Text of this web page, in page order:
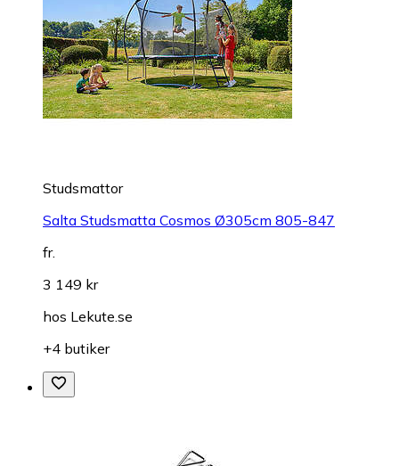
Studsmattor
Salta Studsmatta Cosmos Ø305cm 805-847
fr.
3 149 kr
hos Lekute.se
+4 butiker